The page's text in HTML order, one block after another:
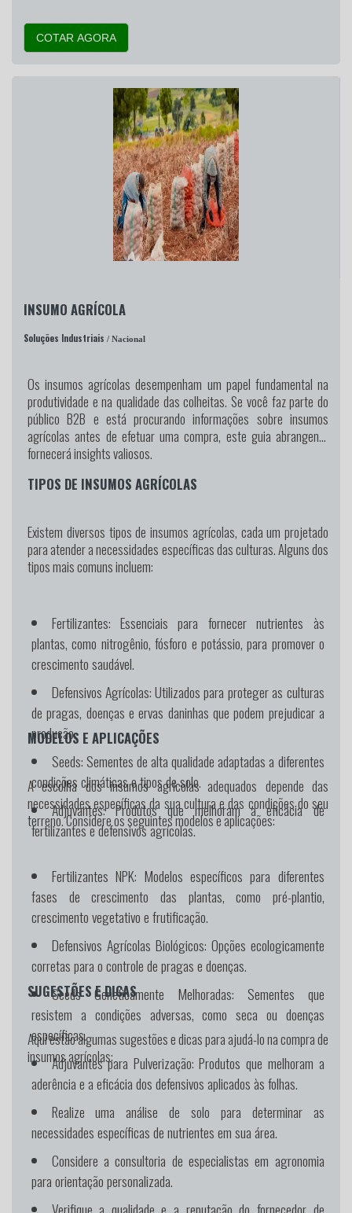
COTAR AGORA
INSUMO AGRÍCOLA
Soluções Industriais / Nacional
Os insumos agrícolas desempenham um papel fundamental na
produtividade e na qualidade das colheitas. Se você faz parte do
público B2B e está procurando informações sobre insumos
agrícolas antes de efetuar uma compra, este guia abrangente
fornecerá insights valiosos.
TIPOS DE INSUMOS AGRÍCOLAS
Existem diversos tipos de insumos agrícolas, cada um projetado
para atender a necessidades específicas das culturas. Alguns dos
tipos mais comuns incluem:
Fertilizantes: Essenciais para fornecer nutrientes às
plantas, como nitrogênio, fósforo e potássio, para promover o
crescimento saudável.
Defensivos Agrícolas:Utilizados para proteger as culturas
de pragas, doenças e ervas daninhas que podem prejudicar a
produção.
Seeds:Sementes de alta qualidade adaptadas a diferentes
condições climáticas e tipos de solo.
Adjuvantes:Produtos que melhoram a eficácia de
fertilizantes e defensivos agrícolas.
MODELOS E APLICAÇÕES
A escolha dos insumos agrícolas adequados depende das
necessidades específicas da sua cultura e das condições do seu
terreno. Considere os seguintes modelos e aplicações:
Fertilizantes NPK: Modelos específicos para diferentes
fases de crescimento das plantas, como pré-plantio,
crescimento vegetativo e frutificação.
Defensivos Agrícolas Biológicos: Opções ecologicamente
corretas para o controle de pragas e doenças.
Seeds Geneticamente Melhoradas: Sementes que
resistem a condições adversas, como seca ou doenças
específicas.
Adjuvantes para Pulverização: Produtos que melhoram a
aderência e a eficácia dos defensivos aplicados às folhas.
SUGESTÕES E DICAS
Aqui estão algumas sugestões e dicas para ajudá-lo na compra de
insumos agrícolas:
Realize uma análise de solo para determinar as
necessidades específicas de nutrientes em sua área.
Considere a consultoria de especialistas em agronomia
para orientação personalizada.